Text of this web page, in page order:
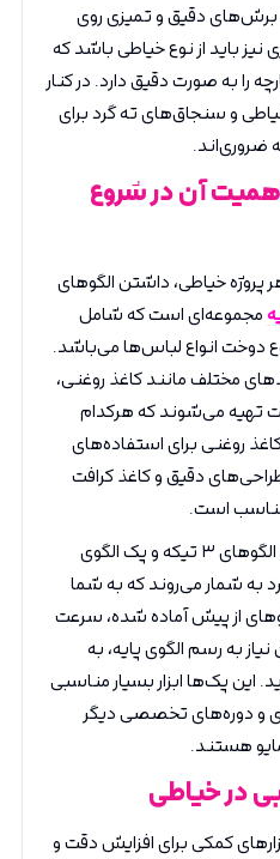
دقیق و تمیزی روی
نیز باید از نوع خیاطی باشد که
را به صورت دقیق دارد. در کنار
و سنجاق‌های ته گرد برای
ضروری‌اند.
آن در شروع
خیاطی، داشتن الگوهای
مجموعه‌ای است که شامل
دوخت انواع لباس‌ها می‌باشد.
مختلف مانند کاغذ روغنی،
تهیه می‌شوند که هرکدام
روغنی برای استفاده‌های
دقیق و کاغذ کرافت
مناسب است.
علاوه بر پک الگوهای اولیه، پک الگوهای ۳ تیکه و پک الگوی
به شمار می‌روند که به شما
از پیش آماده شده، سرعت
به رسم الگوی پایه، به
این پک‌ها ابزار بسیار مناسبی
و دوره‌های تخصصی دیگر
در خیاطی
کمکی برای افزایش دقت و